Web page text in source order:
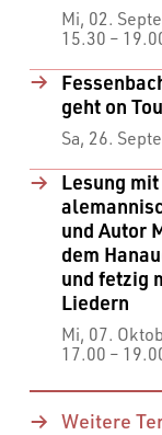
Mi, 02.
15.30 ⁠–⁠
geht on
Sa, 26.
Lesung
und Autor
dem
und fetzig
Liedern
Mi, 07.
17.00 ⁠–⁠
Weitere